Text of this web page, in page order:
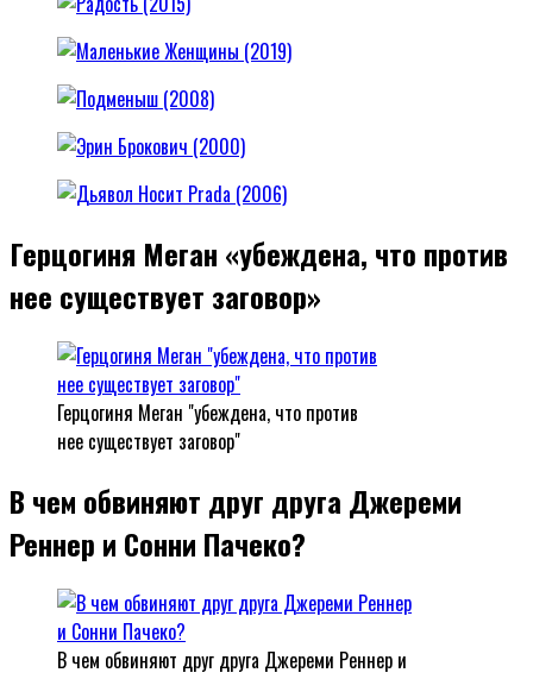
Герцогиня Меган «убеждена, что против
нее существует заговор»
Герцогиня Меган "убеждена, что против
нее существует заговор"
В чем обвиняют друг друга Джереми
Реннер и Сонни Пачеко?
В чем обвиняют друг друга Джереми Реннер и